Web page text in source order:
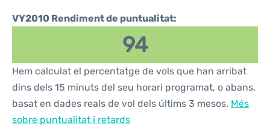
VY2010 Rendiment de puntualitat:
94
Hem calculat el percentatge de vols que han arribat
dins dels 15 minuts del seu horari programat, o abans,
basat en dades reals de vol dels últims 3 mesos. Més
sobre puntualitat i retards